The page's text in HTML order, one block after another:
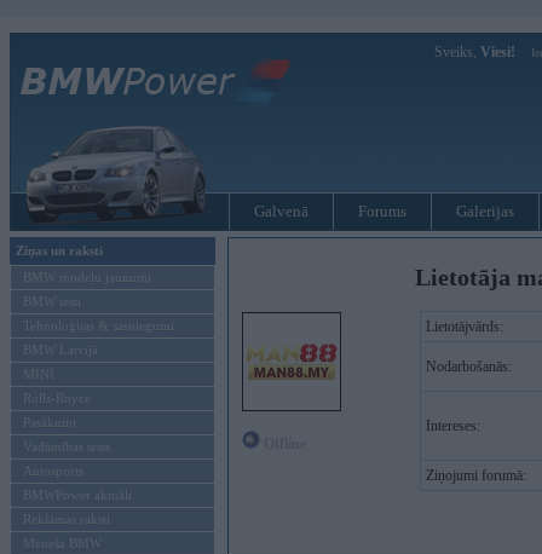
Sveiks, Viesi!
Galvenā Forums Galerijas
Ziņas un raksti
BMW modeļu jaunumi
BMW testi
Tehnoloģijas & sasniegumi
BMW Latvijā
MINI
Rolls-Royce
Pasākumi
Vadāmības tests
Autosports
BMWPower aktuāli
Reklāmas raksti
Mēneša BMW
Lietotāja
Lietotājvārds:
Nodarbošanās:
Intereses:
Ziņojumi forumā: